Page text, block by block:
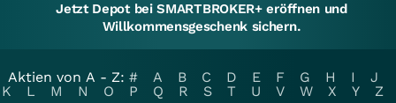
Jetzt Depot bei SMARTBROKER+ eröffnen und
Willkommensgeschenk sichern.
Aktien von A - Z: # A B C D E F G H I
J
K
L M N O P Q R S T U V W X Y
Z